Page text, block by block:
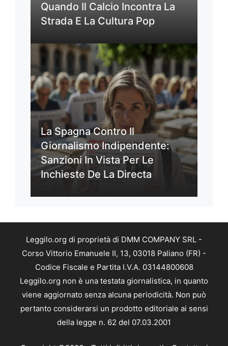
Quando Il Calcio Incontra La
Strada E La Cultura Pop
La Spagna Contro Il
Giornalismo Indipendente:
Sanzioni In Vista Per Le
Inchieste De La Directa
Leggilo.org di proprietà di DMM COMPANY SRL -
Corso Vittorio Emanuele II, 13, 03018 Paliano (FR) -
Codice Fiscale e Partita I.V.A. 03144800608
Leggilo.org non è una testata giornalistica, in quanto
viene aggiornato senza alcuna periodicità. Non può
pertanto considerarsi un prodotto editoriale ai sensi
della legge n. 62 del 07.03.2001